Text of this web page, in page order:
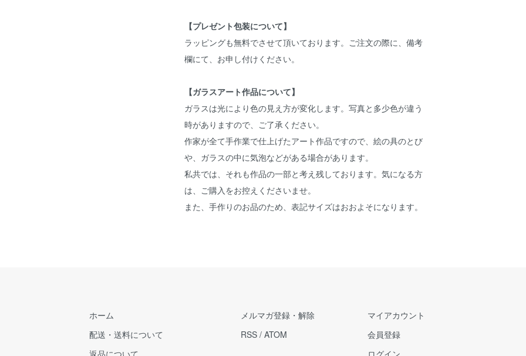
【プレゼント包装について】
ラッピングも無料でさせて頂いております。ご注文の際に、備考
欄にて、お申し付けください。
【ガラスアート作品について】
ガラスは光により色の見え方が変化します。写真と多少色が違う
時がありますので、ご了承ください。
作家が全て手作業で仕上げたアート作品ですので、絵の具のとび
や、ガラスの中に気泡などがある場合があります。
私共では、それも作品の一部と考え残しております。気になる方
は、ご購入をお控えくださいませ。
また、手作りのお品のため、表記サイズはおおよそになります。
ホーム
配送・送料について
返品について
メルマガ登録・解除
RSS / ATOM
マイアカウント
会員登録
ログイン